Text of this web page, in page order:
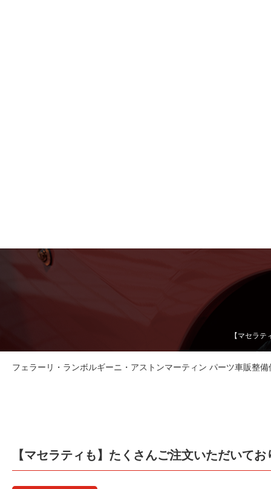
【マセラ
フェラーリ・ランボルギーニ・アストンマーティン パーツ車販整
【マセラティも】たくさんご注文いただいてお